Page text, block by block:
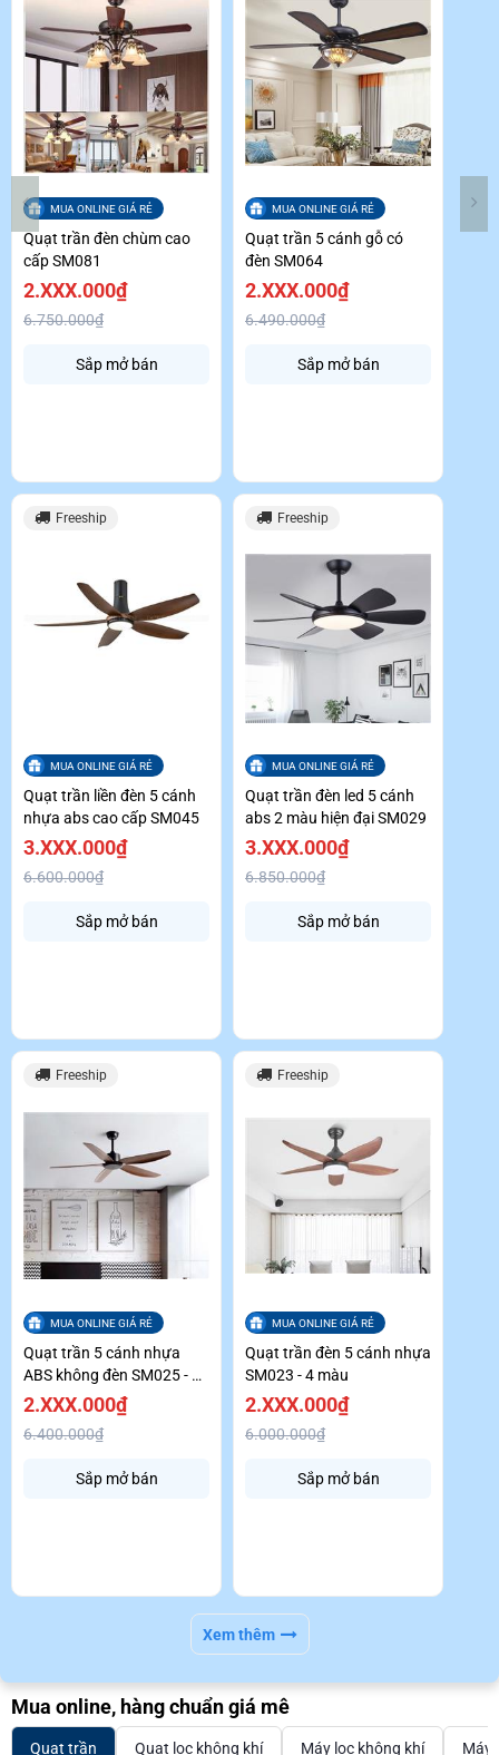
MUA ONLINE GIÁ RẺ
Quạt trần đèn chùm cao
cấp SM081
2.XXX.000₫
6.750.000₫
Sắp mở bán
MUA ONLINE GIÁ RẺ
Quạt trần 5 cánh gỗ có
đèn SM064
2.XXX.000₫
6.490.000₫
Sắp mở bán
Freeship
MUA ONLINE GIÁ RẺ
Quạt trần liền đèn 5 cánh
nhựa abs cao cấp SM045
3.XXX.000₫
6.600.000₫
Sắp mở bán
Freeship
MUA ONLINE GIÁ RẺ
Quạt trần đèn led 5 cánh
abs 2 màu hiện đại SM029
3.XXX.000₫
6.850.000₫
Sắp mở bán
Freeship
MUA ONLINE GIÁ RẺ
Quạt trần 5 cánh nhựa
ABS không đèn SM025 - 3
màu
2.XXX.000₫
6.400.000₫
Sắp mở bán
Freeship
MUA ONLINE GIÁ RẺ
Quạt trần đèn 5 cánh nhựa
SM023 - 4 màu
2.XXX.000₫
6.000.000₫
Sắp mở bán
Xem thêm
Mua online, hàng chuẩn giá mê
Quạt trần Quạt lọc không khí Máy lọc không khí Máy